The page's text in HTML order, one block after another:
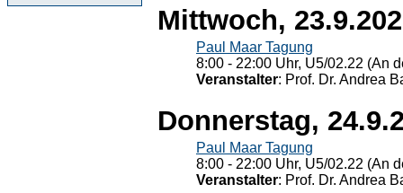
Mittwoch,
Paul Maar Tagung
8:00 - 22:00 Uhr, U5/02.22 (An
Veranstalter: Prof. Dr. Andrea
Donnerstag,
Paul Maar Tagung
8:00 - 22:00 Uhr, U5/02.22 (An
Veranstalter: Prof. Dr. Andrea